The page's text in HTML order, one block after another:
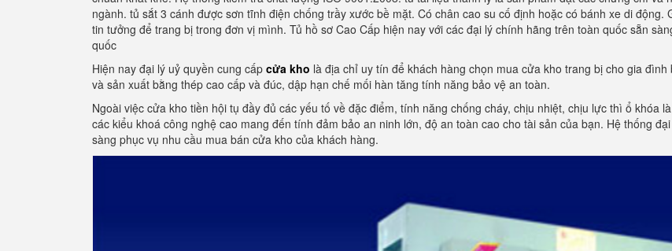
ngành. tủ sắt 3 cánh được sơn tĩnh điện chống trầy xước bề mặt. Có chân cao su cố định hoặc có bánh xe di
tin tưởng để trang bị trong đơn vị mình. Tủ hồ sơ Cao Cấp hiện nay với các đại lý chính hãng trên toàn quốc sẵn
quốc
Hiện nay đại lý uỷ quyền cung cấp cửa kho là địa chỉ uy tín để khách hàng chọn mua cửa kho trang bị cho gia
và sản xuất bằng thép cao cấp và đúc, dập hạn chế mối hàn tăng tính năng bảo vệ an toàn.
Ngoài việc cửa kho tiền hội tụ đầy đủ các yếu tố về đặc điểm, tính năng chống cháy, chịu nhiệt, chịu lực thì ổ khóa
các kiểu khoá công nghệ cao mang đến tính đảm bảo an ninh lớn, độ an toàn cao cho tài sản của bạn. Hệ thống
sàng phục vụ nhu cầu mua bán cửa kho của khách hàng.